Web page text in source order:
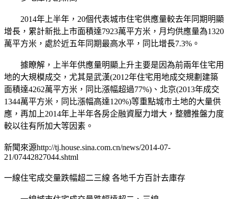
2014年上半年，20個代表城市住宅供應量較去年同期明顯
增長，累計新批上市面積達7923萬平方米，月均供應量為1320
萬平方米，處於近五年同期最高水平，同比增長7.3%。
據瞭解，上半年供應量明顯上升主要是因為前兩年住宅用
地的大規模成交，尤其是武漢(2012年住宅用地成交規劃建築
面積達4262萬平方米，同比漲幅超過77%)、北京(2013年成交
1344萬平方米，同比漲幅高達120%)等重點城市土地的大量供
應，再加上2014年上半年各房企融資壓力增大，整體推盤力度
較以往有所加大等因素。
新聞來源http://tj.house.sina.com.cn/news/2014-07-
21/07442827044.shtml
一線住宅成交量跌幅超二三線 各地千方百計去庫存